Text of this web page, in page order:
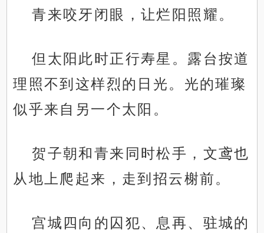
青来咬牙闭眼，让烂阳照耀。
但太阳此时正行寿星。露台按道
理照不到这样烈的日光。光的璀璨
似乎来自另一个太阳。
贺子朝和青来同时松手，文鸢也
从地上爬起来，走到招云榭前。
宫城四向的囚犯、息再、驻城的